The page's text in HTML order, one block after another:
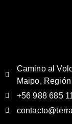
Camino al
Maipo,
+56 988 685